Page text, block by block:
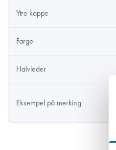
Ytre kappe
Farge
Halvleder
Eksempel på merking